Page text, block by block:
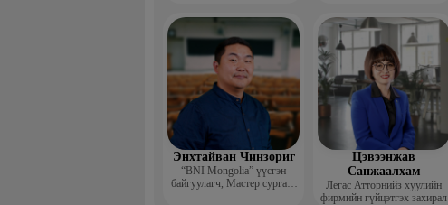
захирал
Энхтайван Чинзориг
“BNI Mongolia” үүсгэн
байгуулагч, Мастер сургагч
Цэвээнжав
Санжаалхам
Легас Атторнийз хуулийн
фирмийн гүйцэтгэх захирал